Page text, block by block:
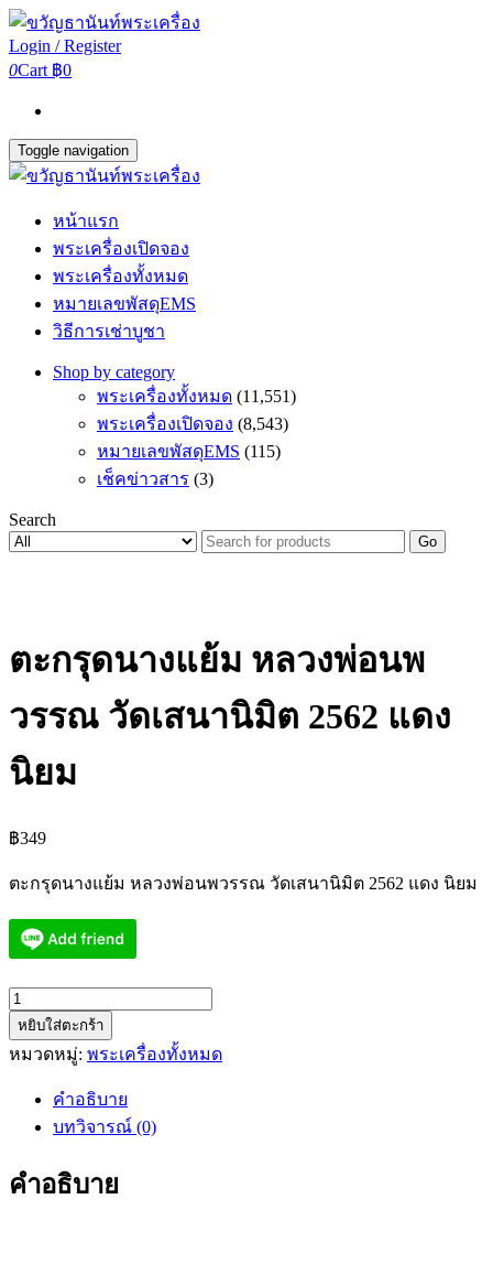
Login / Register
0Cart ฿0
Toggle navigation
หน้าแรก
พระเครื่องเปิดจอง
พระเครื่องทั้งหมด
หมายเลขพัสดุEMS
วิธีการเช่าบูชา
Shop by category
พระเครื่องทั้งหมด (11,551)
พระเครื่องเปิดจอง (8,543)
หมายเลขพัสดุEMS (115)
เช็คข่าวสาร (3)
Search
Go
ตะกรุดนางแย้ม หลวงพ่อนพ
วรรณ วัดเสนานิมิต 2562 แดง
นิยม
฿349
ตะกรุดนางแย้ม หลวงพ่อนพวรรณ วัดเสนานิมิต 2562 แดง นิยม
จำนวน
ตะกรุด
นาง
วรรณ
หยิบใส่ตะกร้า
หมวดหมู่: พระเครื่องทั้งหมด
คำอธิบาย
บทวิจารณ์ (0)
คำอธิบาย